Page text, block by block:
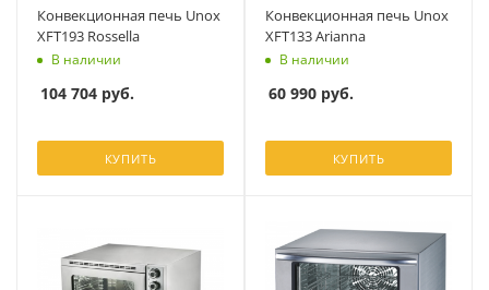
Конвекционная печь Unox
XFT193 Rossella
В наличии
104 704 руб.
КУПИТЬ
Конвекционная печь Unox
XFT133 Arianna
В наличии
60 990 руб.
КУПИТЬ